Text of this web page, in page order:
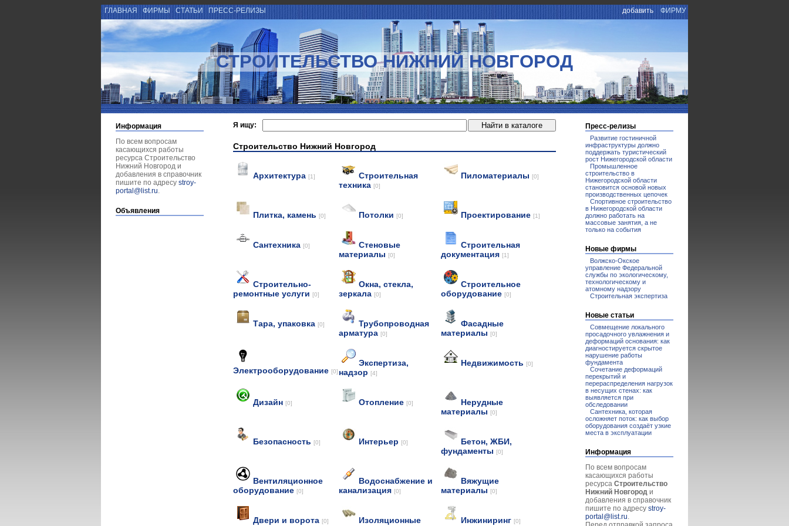
ГЛАВНАЯ ФИРМЫ СТАТЬИ ПРЕСС-РЕЛИЗЫ добавить ФИРМУ
СТРОИТЕЛЬСТВО НИЖНИЙ НОВГОРОД
Информация
По всем вопросам
касающихся работы
ресурса Строительство
Нижний Новгород и
добавления в справочник
пишите по адресу stroy-
portal@list.ru.
Объявления
Я ищу:
Строительство Нижний Новгород
Архитектура [1]
Строительная
техника [0]
Пиломатериалы [0]
Плитка, камень [0] Потолки [0] Проектирование [1]
Сантехника [0]
Стеновые
материалы [0]
Строительная
документация [1]
Строительно-
ремонтные услуги [0]
Окна, стекла,
зеркала [0]
Строительное
оборудование [0]
Тара, упаковка [0]
Трубопроводная
арматура [0]
Фасадные
материалы [0]
Электрооборудование [0]
Экспертиза,
надзор [4]
Недвижимость [0]
Дизайн [0] Отопление [0]
Нерудные
материалы [0]
Безопасность [0] Интерьер [0]
Бетон, ЖБИ,
фундаменты [0]
Вентиляционное
оборудование [0]
Водоснабжение и
канализация [0]
Вяжущие
материалы [0]
Двери и ворота [0]
Изоляционные
Инжиниринг [0]
Пресс-релизы
Развитие гостиничной
инфраструктуры должно
поддержать туристический
рост Нижегородской области
Промышленное
строительство в
Нижегородской области
становится основой новых
производственных цепочек
Спортивное строительство
в Нижегородской области
должно работать на
массовые занятия, а не
только на события
Новые фирмы
Волжско-Окское
управление Федеральной
службы по экологическому,
технологическому и
атомному надзору
Строительная экспертиза
Новые статьи
Совмещение локального
просадочного увлажнения и
деформаций основания: как
диагностируется скрытое
нарушение работы
фундамента
Сочетание деформаций
перекрытий и
перераспределения нагрузок
в несущих стенах: как
выявляется при
обследовании
Сантехника, которая
осложняет поток: как выбор
оборудования создаёт узкие
места в эксплуатации
Информация
По всем вопросам
касающихся работы
ресурса Строительство
Нижний Новгород и
добавления в справочник
пишите по адресу stroy-
portal@list.ru.